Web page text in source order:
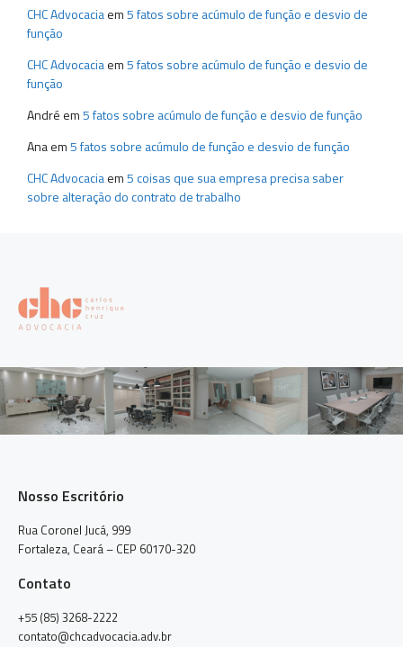
CHC Advocaciaem5 fatos sobre acúmulo de função e desvio de
função
CHC Advocaciaem5 fatos sobre acúmulo de função e desvio de
função
André em5 fatos sobre acúmulo de função e desvio de função
Anaem5 fatos sobre acúmulo de função e desvio de função
CHC Advocaciaem5 coisas que sua empresa precisa saber
sobre alteração do contrato de trabalho
Nosso Escritório
Rua Coronel Jucá, 999
Fortaleza, Ceará – CEP 60170-320
Contato
+55 (85) 3268-2222
contato@chcadvocacia.adv.br